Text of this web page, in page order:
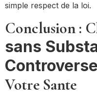
simple respect de la loi.
Conclusion :
sans
Votre Sante